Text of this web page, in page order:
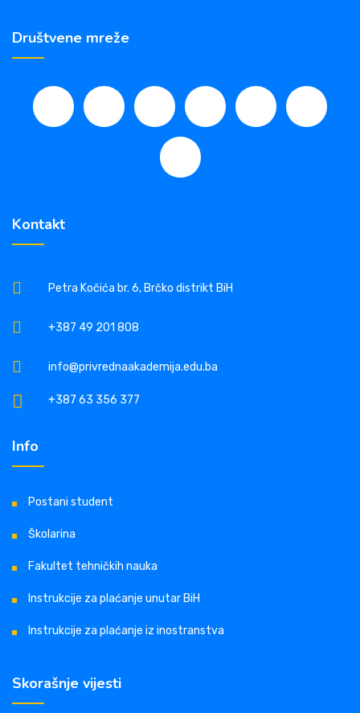
Društvene mreže
Kontakt
Petra Kočića br. 6, Brčko distrikt BiH
+387 49 201 808
info@privrednaakademija.edu.ba
+387 63 356 377
Info
Postani student
Školarina
Fakultet tehničkih nauka
Instrukcije za plaćanje unutar BiH
Instrukcije za plaćanje iz inostranstva
Skorašnje vijesti